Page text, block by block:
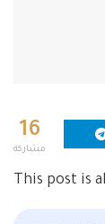
16
مشاركة
This post is